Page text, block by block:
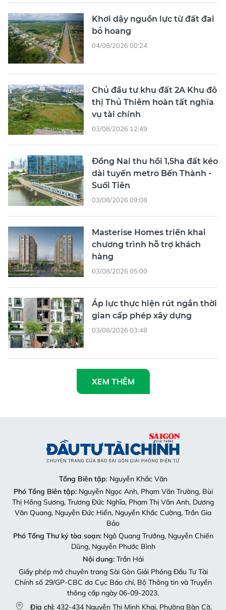
Khơi dậy nguồn lực từ đất đai
bỏ hoang
04/08/2026 00:24
Chủ đầu tư khu đất 2A Khu đô
thị Thủ Thiêm hoàn tất nghĩa
vụ tài chính
03/08/2026 12:49
Đồng Nai thu hồi 1,5ha đất kéo
dài tuyến metro Bến Thành -
Suối Tiên
03/08/2026 09:08
Masterise Homes triển khai
chương trình hỗ trợ khách
hàng
03/08/2026 05:00
Áp lực thực hiện rút ngắn thời
gian cấp phép xây dựng
03/08/2026 03:48
XEM THÊM
Tổng Biên tập: Nguyễn Khắc Văn
Phó Tổng Biên tập:Nguyễn Ngọc Anh, Phạm Văn Trường, Bùi
Thị Hồng Sương, Trương Đức Nghĩa, Phạm Thị Vân Anh, Dương
Văn Quang, Nguyễn Đức Hiển, Nguyễn Khắc Cường, Trần Gia
Bảo
Phó Tổng Thư ký tòa soạn:Ngô Quang Trưởng, Nguyễn Chiến
Dũng, Nguyễn Phước Bình
Nội dung:Trần Hải
Giấy phép mở chuyên trang Sài Gòn Giải Phóng Đầu Tư Tài
Chính số 29/GP-CBC do Cục Báo chí, Bộ Thông tin và Truyền
thông cấp ngày 06-09-2023.
Địa chỉ: 432-434 Nguyễn Thị Minh Khai, Phường Bàn Cờ,